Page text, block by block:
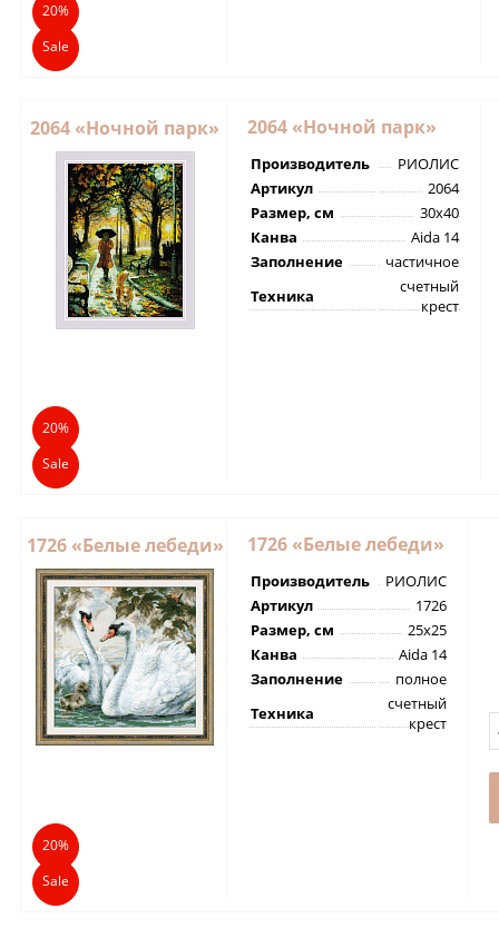
20%
Sale
2064 «Ночной парк»
20%
Sale
2064 «Ночной парк»
Производитель
РИОЛИС
Артикул
2064
Размер, см
30х40
Канва
Aida 14
Заполнение
частичное
Техника
счетный
крест
1726 «Белые лебеди»
20%
Sale
1726 «Белые лебеди»
Производитель
РИОЛИС
Артикул
1726
Размер, см
25х25
Канва
Aida 14
Заполнение
полное
Техника
счетный
крест